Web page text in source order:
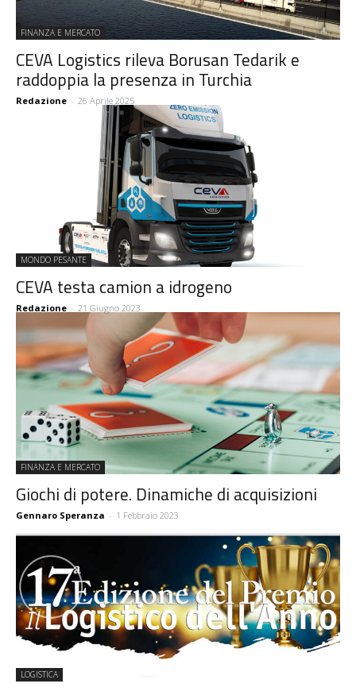
FINANZA E MERCATO
CEVA Logistics rileva Borusan Tedarik e
raddoppia la presenza in Turchia
Redazione - 26 Aprile 2025
MONDO PESANTE
CEVA testa camion a idrogeno
Redazione - 21 Giugno 2023
FINANZA E MERCATO
Giochi di potere. Dinamiche di acquisizioni
Gennaro Speranza - 1 Febbraio 2023
LOGISTICA